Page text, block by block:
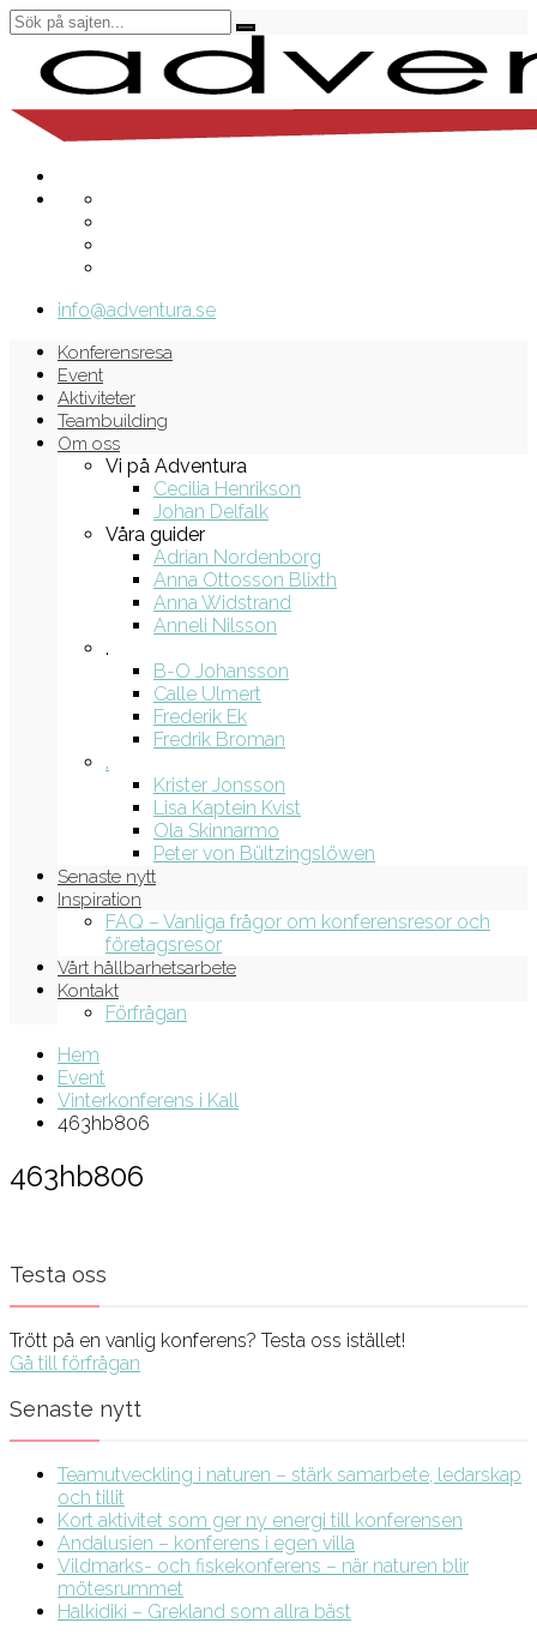
info@adventura.se
Konferensresa
Event
Aktiviteter
Teambuilding
Om oss
Vi på Adventura
Cecilia Henrikson
Johan Delfalk
Våra guider
Adrian Nordenborg
Anna Ottosson Blixth
Anna Widstrand
Anneli Nilsson
.
B-O Johansson
Calle Ulmert
Frederik Ek
Fredrik Broman
.
Krister Jonsson
Lisa Kaptein Kvist
Ola Skinnarmo
Peter von Bültzingslöwen
Senaste nytt
Inspiration
FAQ – Vanliga frågor om konferensresor och
företagsresor
Vårt hållbarhetsarbete
Kontakt
Förfrågan
Hem
Event
Vinterkonferens i Kall
463hb806
463hb806
Testa oss
Trött på en vanlig konferens? Testa oss istället!
Gå till förfrågan
Senaste nytt
Teamutveckling i naturen – stärk samarbete, ledarskap
och tillit
Kort aktivitet som ger ny energi till konferensen
Andalusien – konferens i egen villa
Vildmarks- och fiskekonferens – när naturen blir
mötesrummet
Halkidiki – Grekland som allra bäst